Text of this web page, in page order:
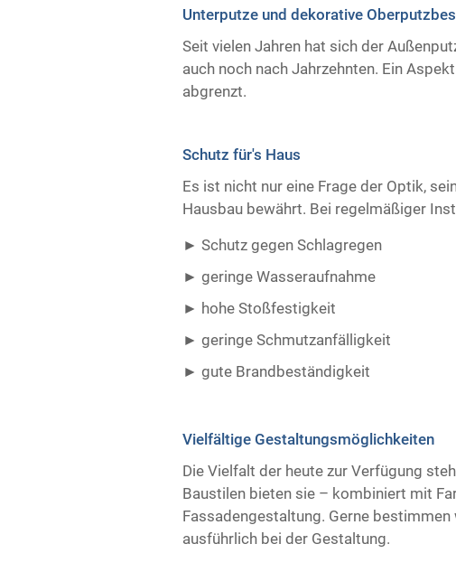
Unterputze und dekorative
Seit vielen Jahren hat sich der
auch noch nach Jahrzehnten. Ein
abgrenzt.
Schutz für's Haus
Es ist nicht nur eine Frage der Optik,
Hausbau bewährt. Bei regelmäßiger
Schutz gegen Schlagregen
geringe Wasseraufnahme
hohe Stoßfestigkeit
geringe Schmutzanfälligkeit
gute Brandbeständigkeit ​ ​
Vielfältige Gestaltungsmöglichkeiten
Die Vielfalt der heute zur Verfügung
Baustilen bieten sie – kombiniert mit
Fassadengestaltung. Gerne
ausführlich bei der Gestaltung.